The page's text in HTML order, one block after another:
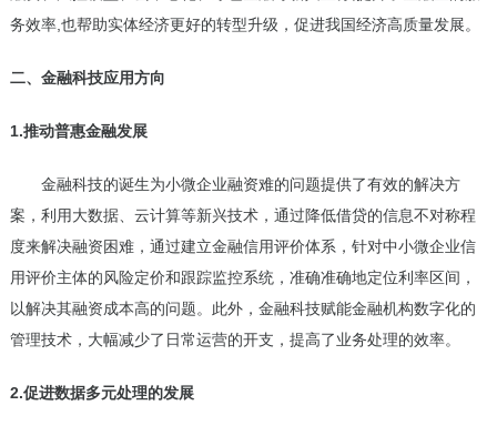
务效率,也帮助实体经济更好的转型升级，促进我国经济高质量发展。
二、金融科技应用方向
1.推动普惠金融发展
金融科技的诞生为小微企业融资难的问题提供了有效的解决方
案，利用大数据、云计算等新兴技术，通过降低借贷的信息不对称程
度来解决融资困难，通过建立金融信用评价体系，针对中小微企业信
用评价主体的风险定价和跟踪监控系统，准确准确地定位利率区间，
以解决其融资成本高的问题。此外，金融科技赋能金融机构数字化的
管理技术，大幅减少了日常运营的开支，提高了业务处理的效率。
2.促进数据多元处理的发展